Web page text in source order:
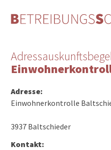
Adresse:
Einwohnerkontrolle
3937 Baltschieder
Kontakt: